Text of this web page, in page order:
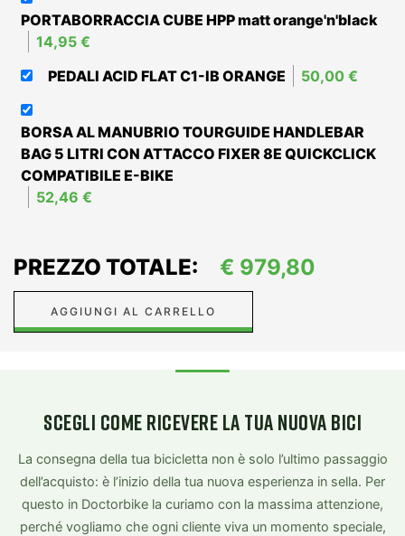
PORTABORRACCIA CUBE HPP matt orange'n'black
14,95 €
PEDALI ACID FLAT C1-IB ORANGE
50,00 €
BORSA AL MANUBRIO TOURGUIDE HANDLEBAR
BAG 5 LITRI CON ATTACCO FIXER 8E QUICKCLICK
COMPATIBILE E-BIKE
52,46 €
PREZZO TOTALE: € 979,80
AGGIUNGI AL CARRELLO
SCEGLI COME RICEVERE LA TUA NUOVA BICI
La consegna della tua bicicletta non è solo l’ultimo passaggio
dell’acquisto: è l’inizio della tua nuova esperienza in sella. Per
questo in Doctorbike la curiamo con la massima attenzione,
perché vogliamo che ogni cliente viva un momento speciale,